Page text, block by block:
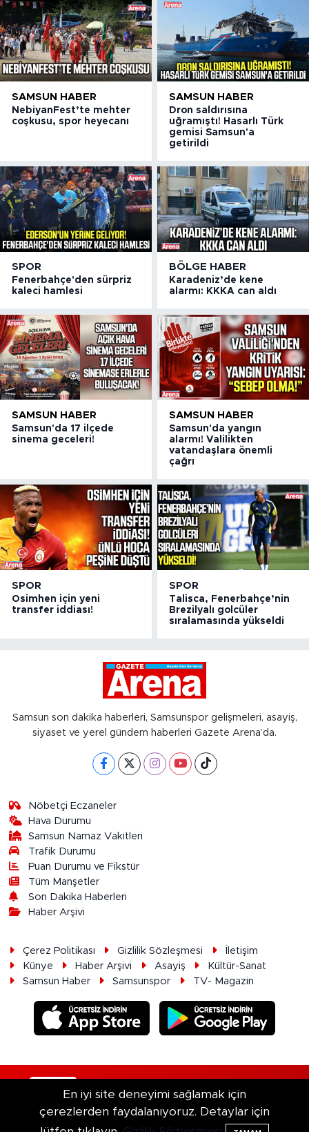
SAMSUN HABER
NebiyanFest’te mehter
coşkusu, spor heyecanı
SAMSUN HABER
Dron saldırısına
uğramıştı! Hasarlı Türk
gemisi Samsun'a
getirildi
SPOR
Fenerbahçe'den sürpriz
kaleci hamlesi
BÖLGE HABER
Karadeniz’de kene
alarmı: KKKA can aldı
SAMSUN HABER
Samsun'da 17 ilçede
sinema geceleri!
SAMSUN HABER
Samsun'da yangın
alarmı! Valilikten
vatandaşlara önemli
çağrı
SPOR
Osimhen için yeni
transfer iddiası!
SPOR
Talisca, Fenerbahçe’nin
Brezilyalı golcüler
sıralamasında yükseldi
Samsun son dakika haberleri, Samsunspor gelişmeleri, asayiş,
siyaset ve yerel gündem haberleri Gazete Arena’da.
Nöbetçi Eczaneler
Hava Durumu
Samsun Namaz Vakitleri
Trafik Durumu
Puan Durumu ve Fikstür
Tüm Manşetler
Son Dakika Haberleri
Haber Arşivi
Çerez Politikası Gizlilik Sözleşmesi
İletişim
Künye
Haber Arşivi Asayiş
Kültür-Sanat
Samsun Haber
Samsunspor TV- Magazin
En iyi site deneyimi sağlamak için
çerezlerden faydalanıyoruz. Detaylar için